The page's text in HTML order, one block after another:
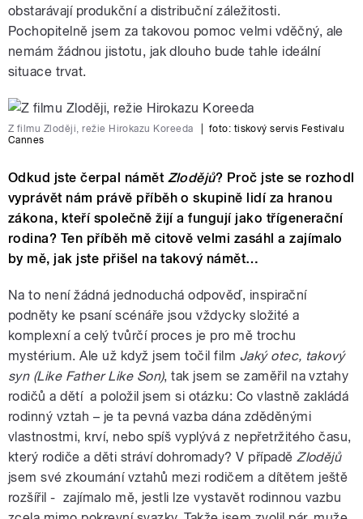
obstarávají produkční a distribuční záležitosti.
Pochopitelně jsem za takovou pomoc velmi vděčný, ale
nemám žádnou jistotu, jak dlouho bude tahle ideální
situace trvat.
Z filmu Zloději, režie Hirokazu Koreeda foto: tiskový servis Festivalu
Cannes
Odkud jste čerpal námět Zlodějů? Proč jste se rozhodl
vyprávět nám právě příběh o skupině lidí za hranou
zákona, kteří společně žijí a fungují jako třígenerační
rodina? Ten příběh mě citově velmi zasáhl a zajímalo
by mě, jak jste přišel na takový námět…
Na to není žádná jednoduchá odpověď, inspirační
podněty ke psaní scénáře jsou vždycky složité a
komplexní a celý tvůrčí proces je pro mě trochu
mystérium. Ale už když jsem točil film Jaký otec, takový
syn (Like Father Like Son), tak jsem se zaměřil na vztahy
rodičů a dětí a položil jsem si otázku: Co vlastně zakládá
rodinný vztah – je ta pevná vazba dána zděděnými
vlastnostmi, krví, nebo spíš vyplývá z nepřetržitého času,
který rodiče a děti stráví dohromady? V případěZlodějů
jsem své zkoumání vztahů mezi rodičem a dítětem ještě
rozšířil - zajímalo mě, jestli lze vystavět rodinnou vazbu